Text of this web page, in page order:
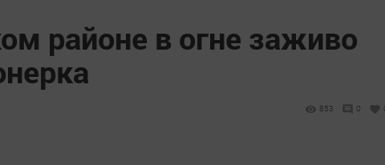
районе в огне заживо
853 0